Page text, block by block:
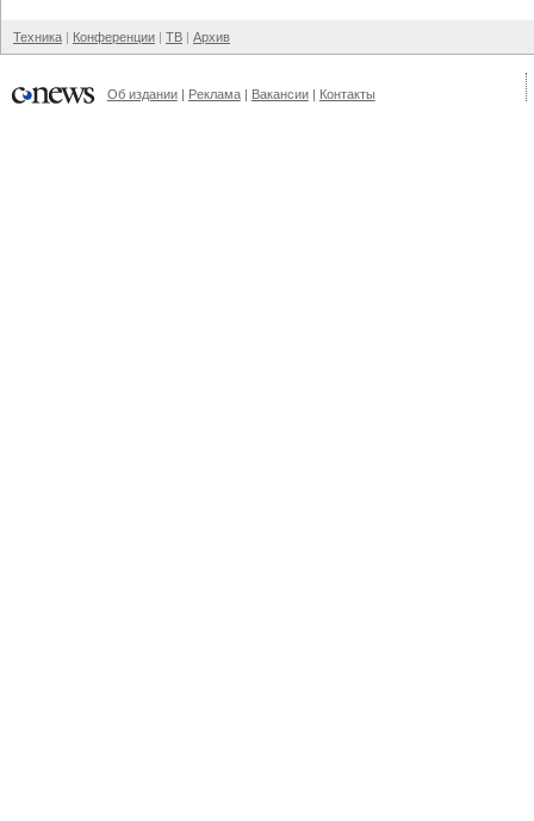
Техника Конференции ТВ Архив
Об издании Реклама Вакансии Контакты